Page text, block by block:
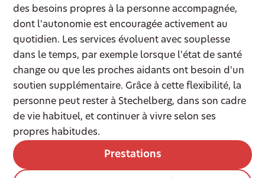
des besoins propres à la personne accompagnée,
dont l'autonomie est encouragée activement au
quotidien. Les services évoluent avec souplesse
dans le temps, par exemple lorsque l'état de santé
change ou que les proches aidants ont besoin d'un
soutien supplémentaire. Grâce à cette flexibilité, la
personne peut rester à Stechelberg, dans son cadre
de vie habituel, et continuer à vivre selon ses
propres habitudes.
Prestations